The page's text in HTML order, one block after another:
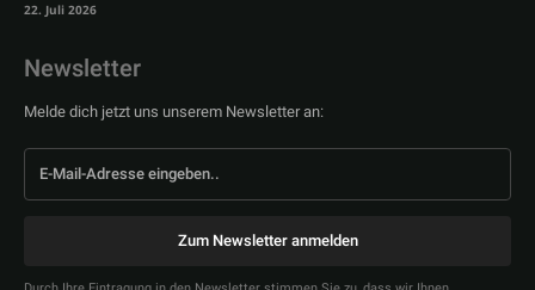
22. Juli 2026
Newsletter
Melde dich jetzt uns unserem Newsletter an:
Zum Newsletter anmelden